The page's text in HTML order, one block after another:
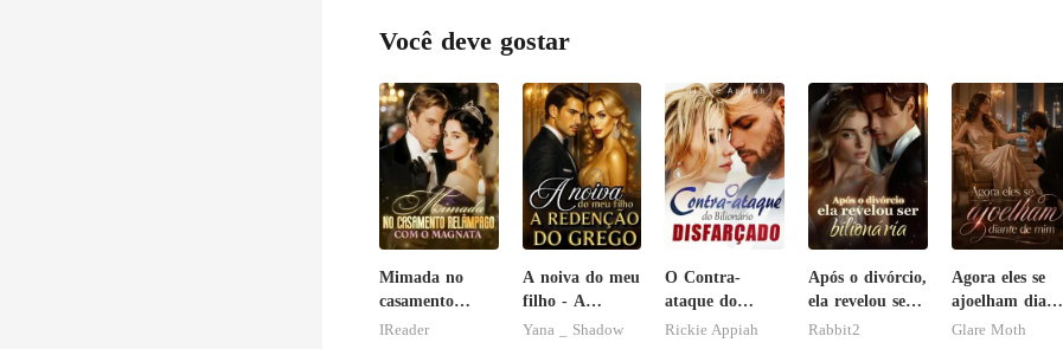
Você deve gostar
Mimada no
casamento
relâmpago com
IReader
A noiva do meu
filho - A
Redenção do
Yana _ Shadow
O Contra-
ataque do
Bilionário
Rickie Appiah
Após o divórcio,
ela revelou ser
bilionária
Rabbit2
Agora eles se
ajoelham diante
de mim
Glare Moth